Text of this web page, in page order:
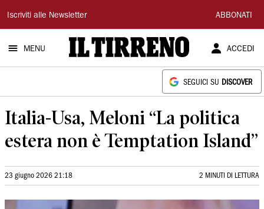
Il
Tirreno
Iscriviti alle Newsletter ABBONATI
MENU ACCEDI
SEGUICI SU DISCOVER
Italia-Usa, Meloni “La politica
estera non è Temptation Island”
23 giugno 2026 21:18 2 MINUTI DI LETTURA